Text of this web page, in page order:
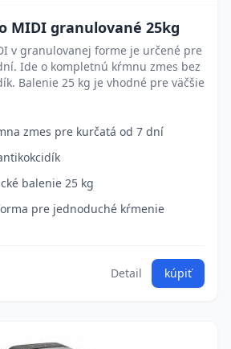
MIDI granulované 25kg
v granulovanej forme je určené pre
Ide o kompletnú kŕmnu zmes bez
Balenie 25 kg je vhodné pre väčšie
zmes pre kurčatá od 7 dní
balenie 25 kg
pre jednoduché kŕmenie
Detail kúpiť